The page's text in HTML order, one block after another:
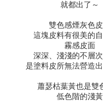
就都出了～
雙色感煙灰色
這塊皮料有很美的
霧感皮面
深深、淺淺的不層
是塗料皮所無法營造
蕭瑟枯葉黃也是雙
低色階的淺黃